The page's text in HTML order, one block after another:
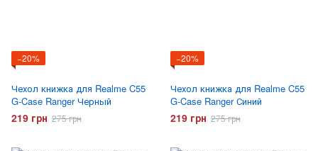
−20%
Чехол книжка для Realme C55
G-Case Ranger Черный
219 грн 275 грн
−20%
Чехол книжка для Realme C55
G-Case Ranger Синий
219 грн 275 грн